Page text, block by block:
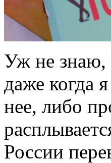
Уж не знаю,
даже когда
нее, либо
России